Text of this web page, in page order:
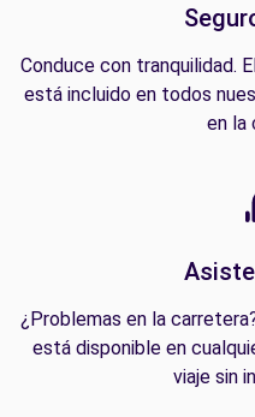
Conduce con tranquilidad.
está incluido en todos
en la
¿Problemas en la
está disponible en
viaje sin